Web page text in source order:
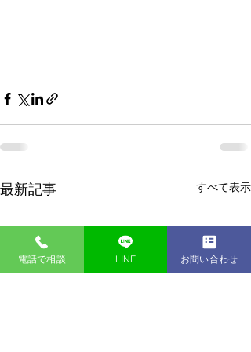
最新記事 すべて表示
電話で相談 LINE お問い合わせ